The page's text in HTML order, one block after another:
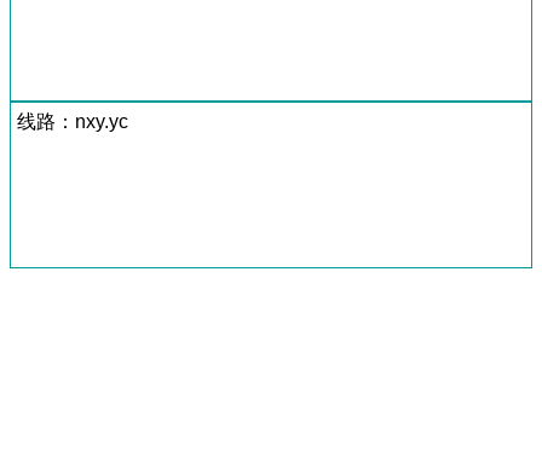
线路：nxy.yc